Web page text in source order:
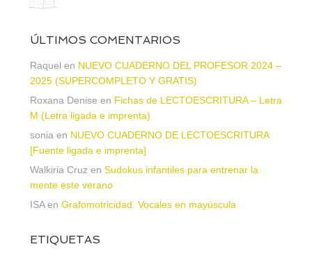
ÚLTIMOS COMENTARIOS
Raquel en NUEVO CUADERNO DEL PROFESOR 2024 –
2025 (SUPERCOMPLETO Y GRATIS)
Roxana Denise en Fichas de LECTOESCRITURA – Letra
M (Letra ligada e imprenta)
sonia en NUEVO CUADERNO DE LECTOESCRITURA
[Fuente ligada e imprenta]
Walkiria Cruz en Sudokus infantiles para entrenar la
mente este verano
ISAen Grafomotricidad. Vocales en mayúscula
ETIQUETAS